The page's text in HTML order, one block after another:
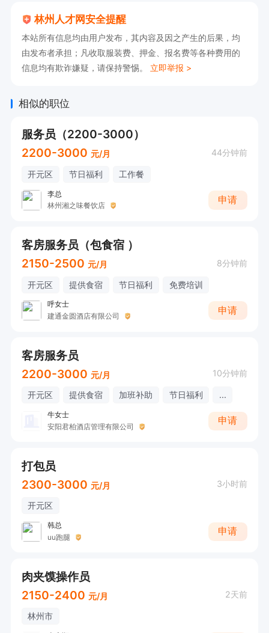
林州人才网安全提醒
本站所有信息均由用户发布，其内容及因之产生的后果，均
由发布者承担；凡收取服装费、押金、报名费等各种费用的
信息均有欺诈嫌疑，请保持警惕。 立即举报 >
相似的职位
服务员（2200-3000）
2200-3000 元/月 44分钟前
开元区 节日福利 工作餐
李总
林州湘之味餐饮店
申请
客房服务员（包食宿 ）
2150-2500 元/月 8分钟前
开元区 提供食宿 节日福利 免费培训
呼女士
建通金圆酒店有限公司
申请
客房服务员
2200-3000 元/月 10分钟前
开元区 提供食宿 加班补助 节日福利 ...
牛女士
安阳君柏酒店管理有限公司
申请
打包员
2300-3000 元/月 3小时前
开元区
韩总
uu跑腿
申请
肉夹馍操作员
2150-2400 元/月 2天前
林州市